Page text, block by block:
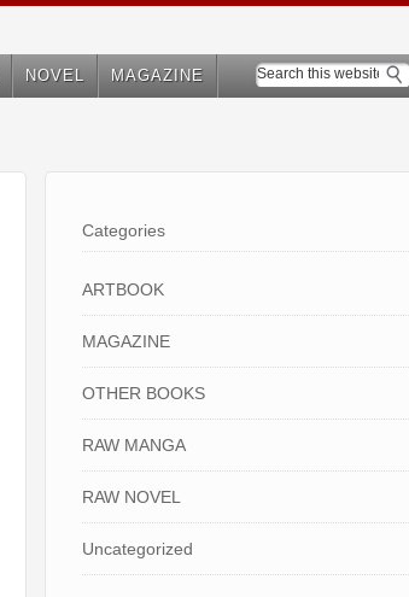
NOVEL MAGAZINE
Categories
ARTBOOK
MAGAZINE
OTHER BOOKS
RAW MANGA
RAW NOVEL
Uncategorized